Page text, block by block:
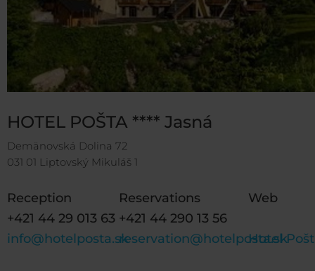
HOTEL POŠTA **** Jasná
Demänovská Dolina 72
031 01 Liptovský Mikuláš 1
Reception
+421 44 29 013 63
info@hotelposta.sk
Reservations
+421 44 290 13 56
reservation@hotelposta.sk
Web
Hotel